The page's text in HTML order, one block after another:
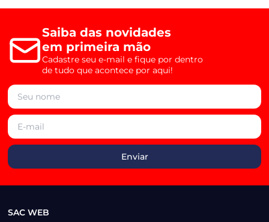
Saiba das novidades
em primeira mão
Cadastre seu e-mail e fique por dentro
de tudo que acontece por aqui!
SAC WEB